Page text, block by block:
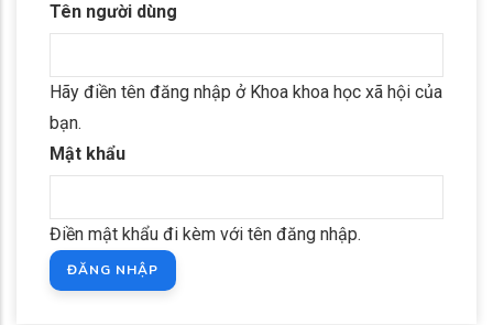
Tên người dùng
Hãy điền tên đăng nhập ở Khoa khoa học xã hội của
bạn.
Mật khẩu
Điền mật khẩu đi kèm với tên đăng nhập.